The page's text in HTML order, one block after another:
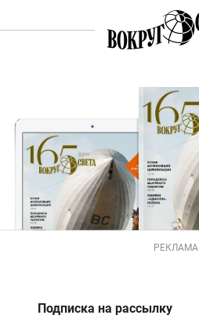
РЕКЛАМА
Подписка на рассылку